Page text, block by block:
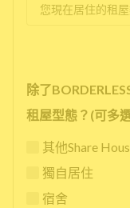
除了
租屋型態？(可多
其他Share
獨自居住
宿舍